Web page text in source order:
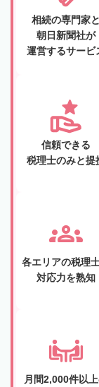
相続の専門家と
朝日新聞社が
運営するサービ
信頼できる
税理士のみと提
各エリアの税理
対応力を熟知
月間2,000件以